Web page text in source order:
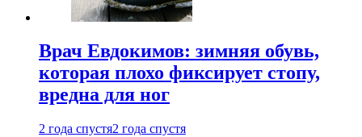
Врач Евдокимов: зимняя обувь,
которая плохо фиксирует стопу,
вредна для ног
2 года спустя2 года спустя